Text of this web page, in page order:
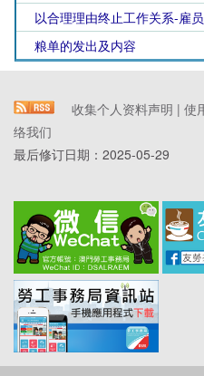
以合理理由终止工作关系-雇
粮单的发出及内容
收集个人资料声明 | 使
络我们
最后修订日期： 2025-05-29